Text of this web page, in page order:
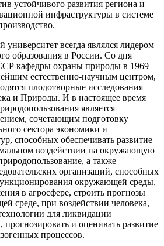
устойчивого развития региона и
инфраструктуры в системе
университет всегда являлся лидером
образования в России. Со дня
кафедры охраны природы в 1969
естественно-научным центром,
плодотворные исследования
и Природы. И в настоящее время
является
сочетающим подготовку
сектора экономики и
способных обеспечивать развитие
воздействии на окружающую
а также
организаций, способных
окружающей среды,
в агросфере, строить прогнозы
среде, при воздействии человека,
для ликвидации
прогнозировать и оценивать развитие
процессов.